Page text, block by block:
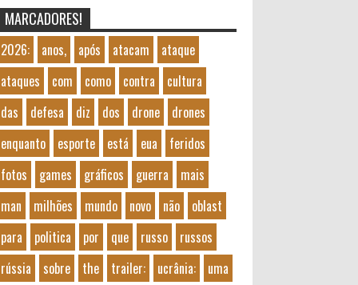
MARCADORES!
2026: anos, após atacam
ataque
ataques
com como contra
cultura
das
defesa diz dos drone
drones
enquanto
esporte está eua
feridos
fotos
games gráficos guerra
mais
man
milhões mundo novo não
oblast
para
politica por que russo
russos
rússia
sobre the trailer: ucrânia:
uma